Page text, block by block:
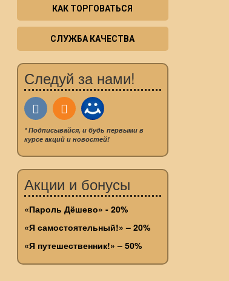
КАК ТОРГОВАТЬСЯ
СЛУЖБА КАЧЕСТВА
Следуй за нами!
* Подписывайся, и будь первыми в
курсе акций и новостей!
Акции и бонусы
«Пароль Дёшево» - 20%
«Я самостоятельный!» – 20%
«Я путешественник!» – 50%